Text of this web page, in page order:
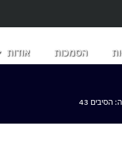
הסמכות אודות
43